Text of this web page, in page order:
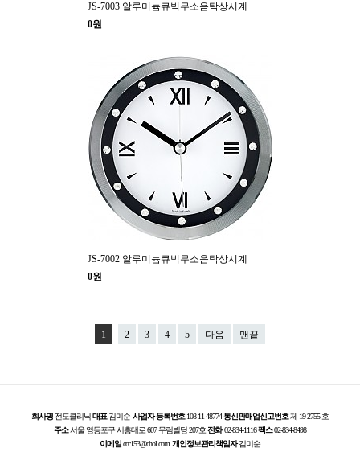
JS-7003 알루미늄큐빅무소음탁상시계
0원
JS-7002 알루미늄큐빅무소음탁상시계
0원
1 2 3 4 5 다음 맨끝
회사명전도클리닉 대표 김미순 사업자 등록번호108-11-48774 통신판매업신고번호제 19-2755 호
주소서울 영등포구 시흥대로 607 무림빌딩 207호 전화02-834-1116 팩스02-834-8498
이메일ccc153@chol.com 개인정보관리책임자김미순